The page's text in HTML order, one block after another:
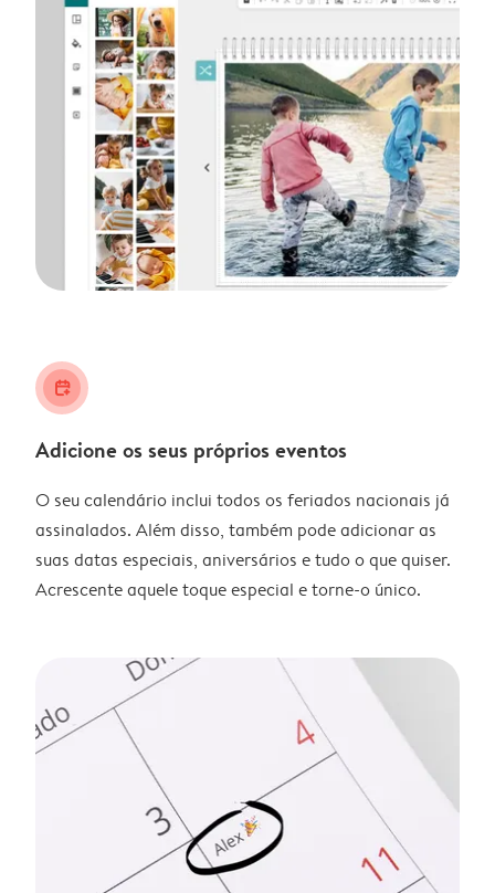
calendar_plus
Adicione os seus próprios eventos
O seu calendário inclui todos os feriados nacionais já
assinalados. Além disso, também pode adicionar as
suas datas especiais, aniversários e tudo o que quiser.
Acrescente aquele toque especial e torne-o único.